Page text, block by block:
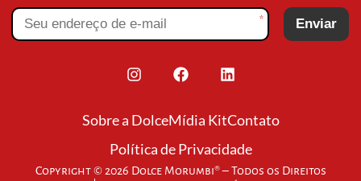
* Enviar
Sobre a DolceMídia KitContato
Política de Privacidade
Copyright © 2026 Dolce Morumbi® – Todos os Direitos